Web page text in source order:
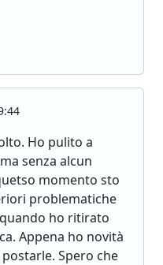
Ho pulito a
senza alcun
momento sto
problematiche
ho ritirato
Appena ho novità
Spero che